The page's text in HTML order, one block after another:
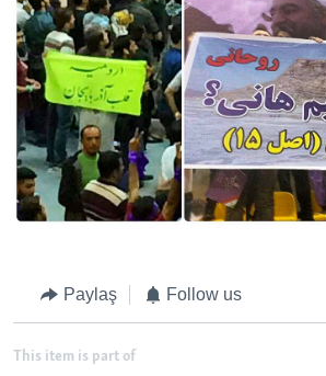
Paylaş Follow us
This item is part of